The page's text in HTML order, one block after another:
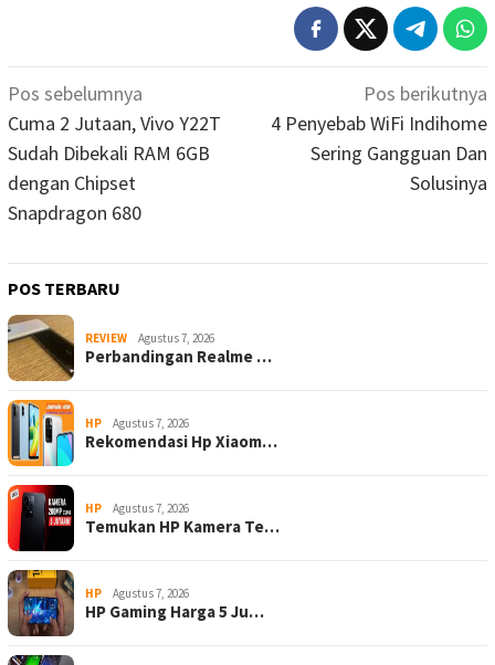
Navigasi
pos
Pos sebelumnya
Cuma 2 Jutaan, Vivo Y22T
Sudah Dibekali RAM 6GB
dengan Chipset
Snapdragon 680
Pos berikutnya
4 Penyebab WiFi Indihome
Sering Gangguan Dan
Solusinya
POS TERBARU
REVIEW Agustus 7, 2026
Perbandingan Realme …
HP Agustus 7, 2026
Rekomendasi Hp Xiaom…
HP Agustus 7, 2026
Temukan HP Kamera Te…
HP Agustus 7, 2026
HP Gaming Harga 5 Ju…